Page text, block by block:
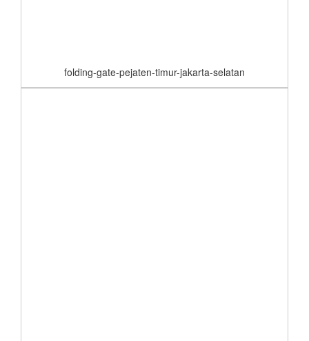
folding-gate-pejaten-timur-jakarta-selatan